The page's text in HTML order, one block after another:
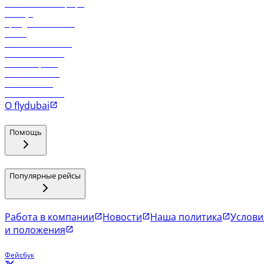
О flydubai
Помощь
Популярные рейсы
Работа в компании Новости Наша политика
и положения
Фейсбук